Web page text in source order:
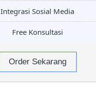
Integrasi Sosial Media
Free Konsultasi
Order Sekarang